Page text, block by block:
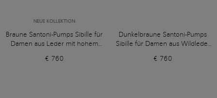
NEUE KOLLEKTION
Braune Santoni-Pumps Sibille für
Damen aus Leder mit hohem
€ 760
Dunkelbraune Santoni-Pumps
Sibille für Damen aus Wildleder
€ 760